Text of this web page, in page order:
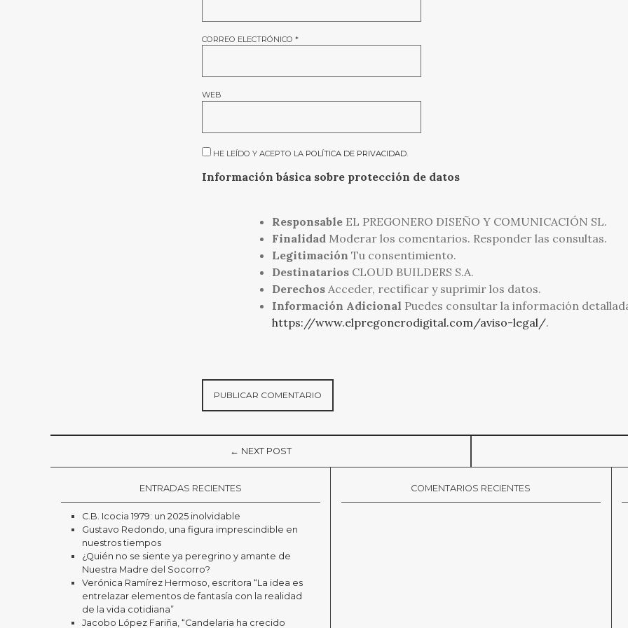
CORREO ELECTRÓNICO *
WEB
HE LEÍDO Y ACEPTO LA POLÍTICA DE PRIVACIDAD.
Información básica sobre protección de datos
Responsable EL PREGONERO DISEÑO Y COMUNICACIÓN SL.
Finalidad Moderar los comentarios. Responder las consultas.
Legitimación Tu consentimiento.
Destinatarios CLOUD BUILDERS S.A.
Derechos Acceder, rectificar y suprimir los datos.
Información Adicional Puedes consultar la información
https://www.elpregonerodigital.com/aviso-legal/.
← NEXT POST
ENTRADAS RECIENTES
C.B. Icocia 1979: un 2025 inolvidable
Gustavo Redondo, una figura imprescindible en
nuestros tiempos
¿Quién no se siente ya peregrino y amante de
Nuestra Madre del Socorro?
Verónica Ramírez Hermoso, escritora “La idea es
entrelazar elementos de fantasía con la realidad
de la vida cotidiana”
Jacobo López Fariña, “Candelaria ha crecido
COMENTARIOS RECIENTES